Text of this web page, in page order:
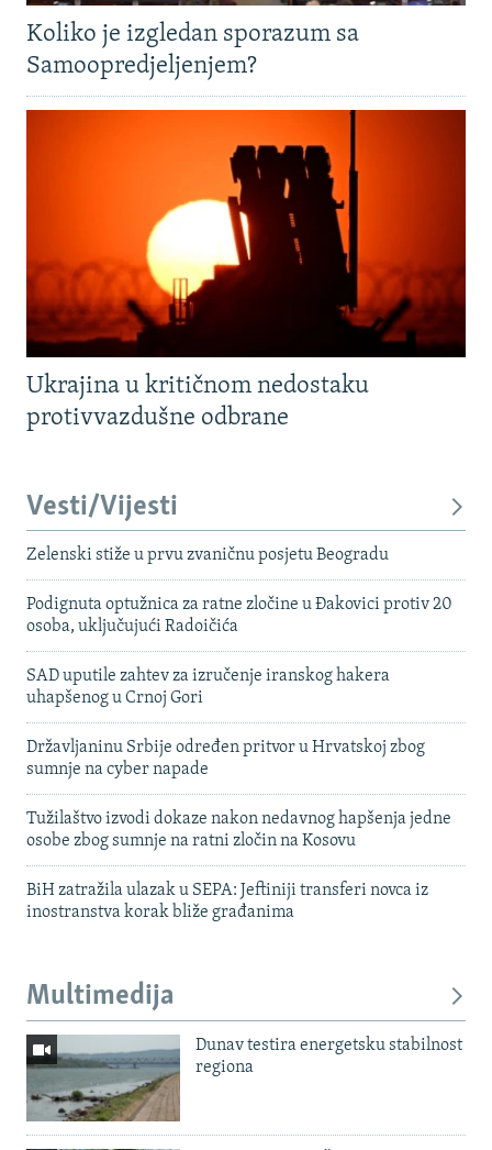
Koliko je izgledan sporazum sa
Samoopredjeljenjem?
Ukrajina u kritičnom nedostaku
protivvazdušne odbrane
Vesti/Vijesti
Zelenski stiže u prvu zvaničnu posjetu Beogradu
Podignuta optužnica za ratne zločine u Đakovici protiv 20
osoba, uključujući Radoičića
SAD uputile zahtev za izručenje iranskog hakera
uhapšenog u Crnoj Gori
Državljaninu Srbije određen pritvor u Hrvatskoj zbog
sumnje na cyber napade
Tužilaštvo izvodi dokaze nakon nedavnog hapšenja jedne
osobe zbog sumnje na ratni zločin na Kosovu
BiH zatražila ulazak u SEPA: Jeftiniji transferi novca iz
inostranstva korak bliže građanima
Multimedija
Dunav testira energetsku stabilnost
regiona